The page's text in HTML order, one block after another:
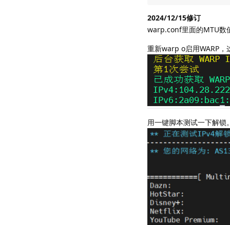
2024/12/15修订
warp.conf里面的MTU数
重新warp o启用WARP，
用一键脚本测试一下解锁